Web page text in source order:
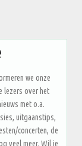
we onze
lezers over het
met o.a.
uitgaanstips,
concerten, de
veel meer. Wil je